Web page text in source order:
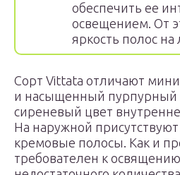
обеспечить ее
освещением. От
яркость полос на
Сорт Vittata отличают
и насыщенный пурпурный
сиреневый цвет
На наружной
кремовые полосы. Как и
требователен к